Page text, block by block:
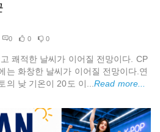
0 0 0
쾌적한 날씨가 이어질 전망이다. CP
는 화창한 날씨가 이어질 전망이다.연
의 낮 기온이 20도 이...Read more...